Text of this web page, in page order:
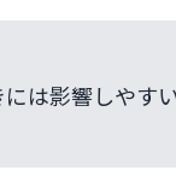
は影響しやすい